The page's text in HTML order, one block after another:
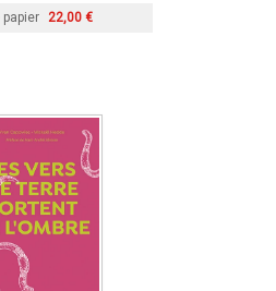
papier 22,00 €